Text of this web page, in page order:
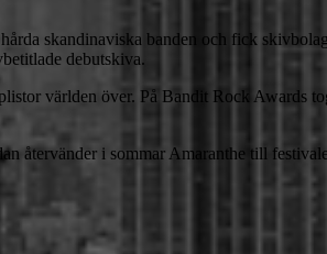
skandinaviska banden och fick
debutskiva.
världen över. På Bandit Rock Awards
återvänder i sommar Amaranthe till